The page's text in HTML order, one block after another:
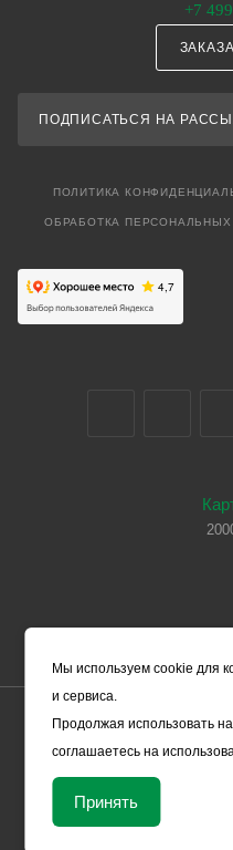
+7
ПОДПИСАТЬСЯ НА
ПОЛИТИКА
ОБРАБОТКА
Цены, указанные на сайте,
являются офертой (в
Договора. Окончательная
Мы используем cookie для
и сервиса.
Продолжая использовать
соглашаетесь на
Принять